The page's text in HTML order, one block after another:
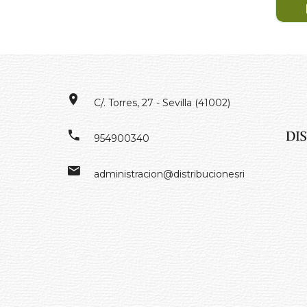
C/. Torres, 27 - Sevilla (41002)
954900340
administracion@distribucionesrivero.es